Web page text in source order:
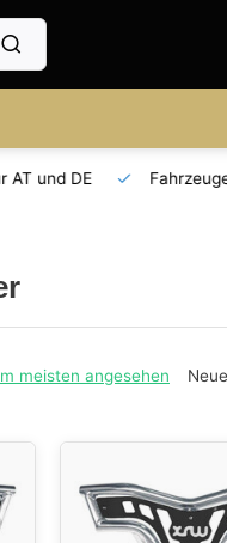
und DE Fahrzeuge
meisten angesehen